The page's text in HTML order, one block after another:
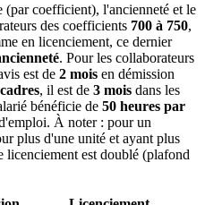
(par coefficient), l'ancienneté et le
des coefficients 700 à 750,
en licenciement, ce dernier
. Pour les collaborateurs
est de 2 mois en démission
cadres, il est de 3 mois dans les
bénéficie de 50 heures par
À noter : pour un
plus d'une unité et ayant plus
licenciement est doublé (plafond